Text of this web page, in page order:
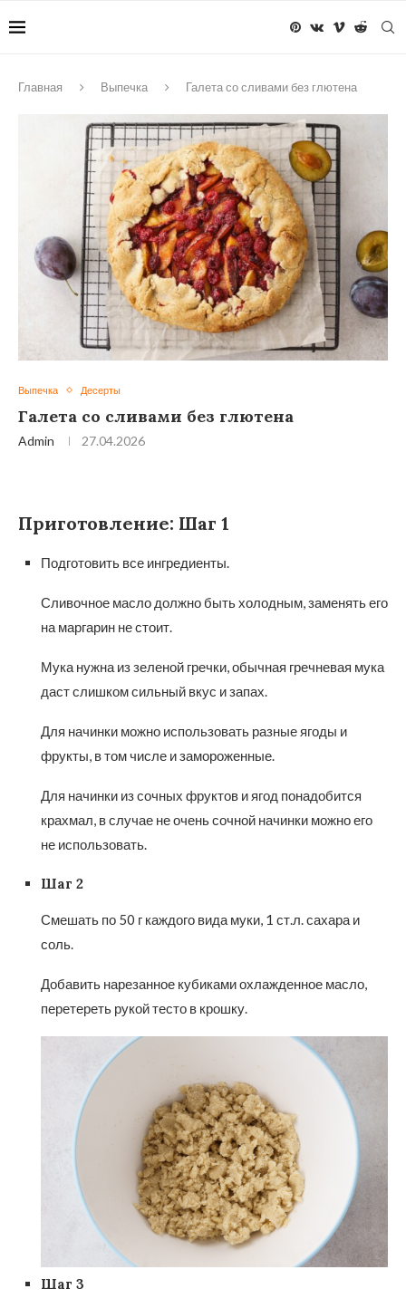
Главная Выпечка Галета со сливами без глютена
Выпечка Десерты
Галета со сливами без глютена
Admin 27.04.2026
Приготовление: Шаг 1
Подготовить все ингредиенты.
Сливочное масло должно быть холодным, заменять его
на маргарин не стоит.
Мука нужна из зеленой гречки, обычная гречневая мука
даст слишком сильный вкус и запах.
Для начинки можно использовать разные ягоды и
фрукты, в том числе и замороженные.
Для начинки из сочных фруктов и ягод понадобится
крахмал, в случае не очень сочной начинки можно его
не использовать.
Шаг 2
Смешать по 50 г каждого вида муки, 1 ст.л. сахара и
соль.
Добавить нарезанное кубиками охлажденное масло,
перетереть рукой тесто в крошку.
Шаг 3